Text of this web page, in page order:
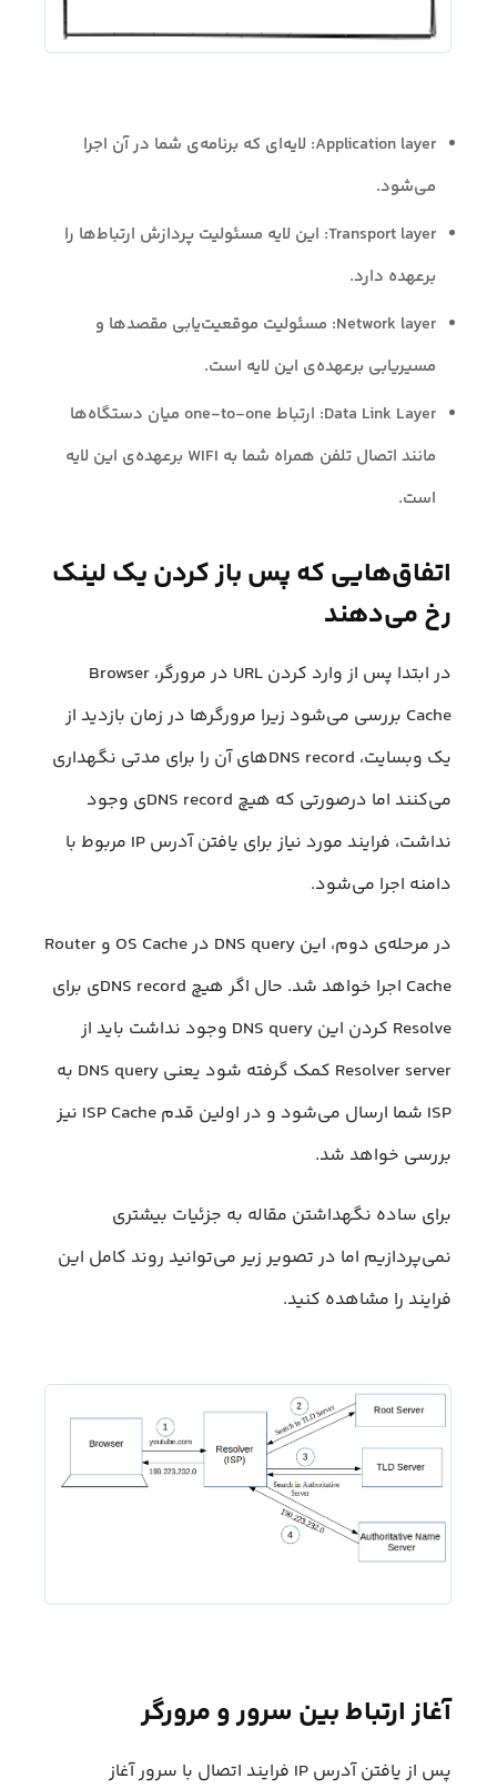
Application layer: لایه‌ای که برنامه‌ی شما در آن اجرا
می‌شود.
Transport layer: این لایه مسئولیت پردازش ارتباط‌ها را
برعهده دارد.
Network layer: مسئولیت موقعیت‌یابی مقصدها و
مسیریابی برعهده‌ی این لایه است.
Data Link Layer: ارتباط one-to-one میان دستگاه‌ها
مانند اتصال تلفن همراه شما به WIFI برعهده‌ی این لایه
است.
اتفاق‌هایی که پس باز کردن یک لینک
رخ می‌دهند
در ابتدا پس از وارد کردن URL در مرورگر، Browser
Cache بررسی می‌شود زیرا مرورگرها در زمان بازدید از
یک وبسایت، DNS recordهای آن را برای مدتی نگهداری
می‌کنند اما درصورتی که هیچ DNS recordی وجود
نداشت، فرایند مورد نیاز برای یافتن آدرس IP مربوط با
دامنه اجرا می‌شود.
در مرحله‌ی دوم، این DNS query در OS Cache و Router
Cache اجرا خواهد شد. حال اگر هیچ DNS recordی برای
Resolve کردن این DNS query وجود نداشت باید از
Resolver server کمک گرفته شود یعنی DNS query به
ISP شما ارسال می‌شود و در اولین قدم ISP Cache نیز
بررسی خواهد شد.
برای ساده نگهداشتن مقاله به جزئیات بیشتری
نمی‌پردازیم اما در تصویر زیر می‌توانید روند کامل این
فرایند را مشاهده کنید.
آغاز ارتباط بین سرور و مرورگر
پس از یافتن آدرس IP فرایند اتصال با سرور آغاز